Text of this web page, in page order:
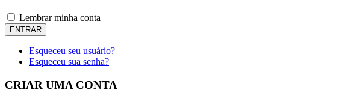
Lembrar minha conta
Esqueceu seu usuário?
Esqueceu sua senha?
CRIAR UMA CONTA